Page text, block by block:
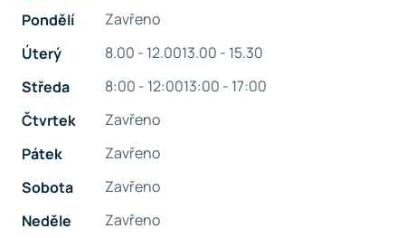
Pondělí
Zavřeno
Úterý
8.00 - 12.0013.00 - 15.30
Středa
8:00 - 12:0013:00 - 17:00
Čtvrtek
Zavřeno
Pátek
Zavřeno
Sobota
Zavřeno
Neděle
Zavřeno